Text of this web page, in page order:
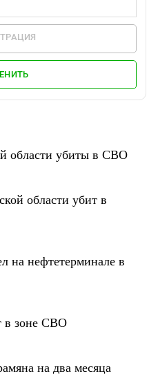
области убиты в СВО
области убит в
на нефтетерминале в
в зоне СВО
на два месяца